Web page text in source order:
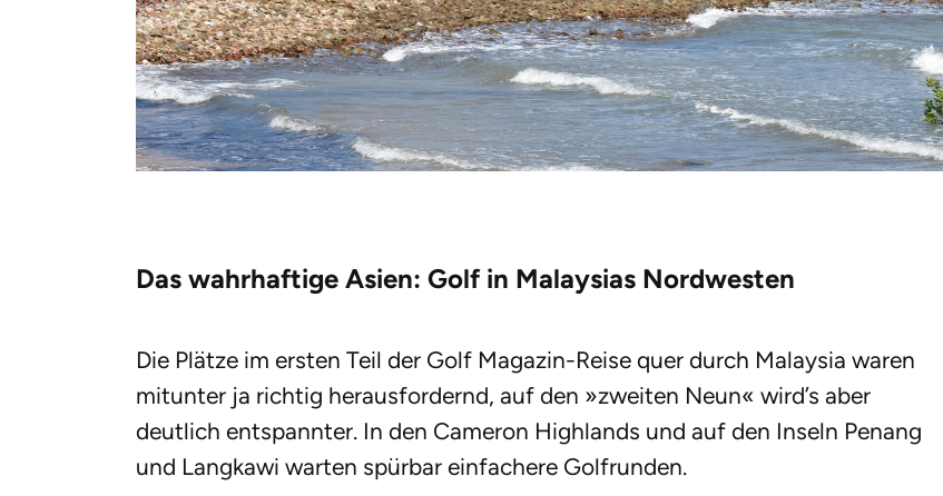
Das wahrhaftige Asien: Golf in Malaysias Nordwesten
Die Plätze im ersten Teil der Golf Magazin-Reise quer durch Malaysia waren
mitunter ja richtig herausfordernd, auf den »zweiten Neun« wird’s aber
deutlich entspannter. In den Cameron Highlands und auf den Inseln Penang
und Langkawi warten spürbar einfachere Golfrunden.